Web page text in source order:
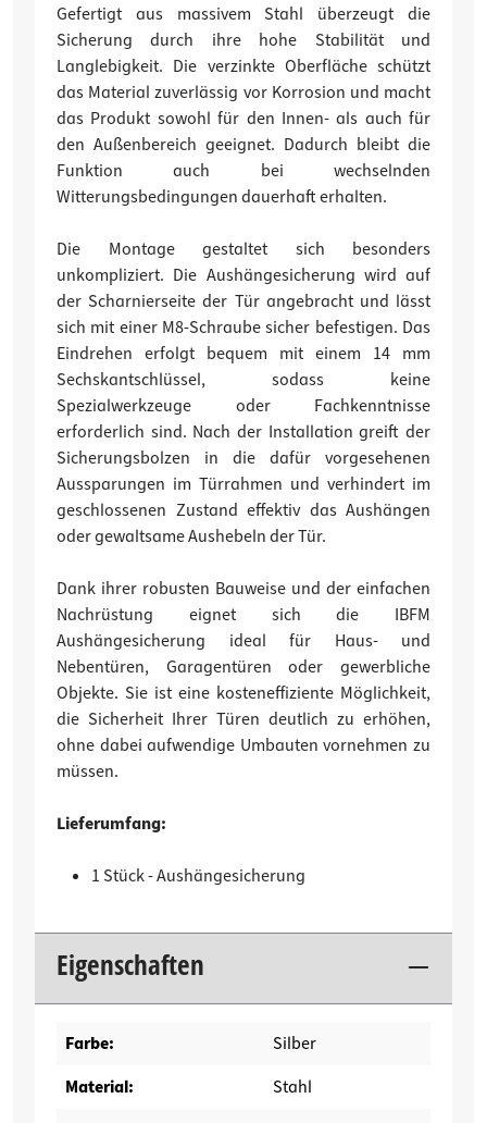
Gefertigt aus massivem Stahl überzeugt die
Sicherung durch ihre hohe Stabilität und
Langlebigkeit. Die verzinkte Oberfläche schützt
das Material zuverlässig vor Korrosion und macht
das Produkt sowohl für den Innen- als auch für
den Außenbereich geeignet. Dadurch bleibt die
Funktion auch bei wechselnden
Witterungsbedingungen dauerhaft erhalten.
Die Montage gestaltet sich besonders
unkompliziert. Die Aushängesicherung wird auf
der Scharnierseite der Tür angebracht und lässt
sich mit einer M8-Schraube sicher befestigen. Das
Eindrehen erfolgt bequem mit einem 14 mm
Sechskantschlüssel, sodass keine
Spezialwerkzeuge oder Fachkenntnisse
erforderlich sind. Nach der Installation greift der
Sicherungsbolzen in die dafür vorgesehenen
Aussparungen im Türrahmen und verhindert im
geschlossenen Zustand effektiv das Aushängen
oder gewaltsame Aushebeln der Tür.
Dank ihrer robusten Bauweise und der einfachen
Nachrüstung eignet sich die IBFM
Aushängesicherung ideal für Haus- und
Nebentüren, Garagentüren oder gewerbliche
Objekte. Sie ist eine kosteneffiziente Möglichkeit,
die Sicherheit Ihrer Türen deutlich zu erhöhen,
ohne dabei aufwendige Umbauten vornehmen zu
müssen.
Lieferumfang:
1 Stück - Aushängesicherung
Eigenschaften
Farbe:
Silber
Material:
Stahl